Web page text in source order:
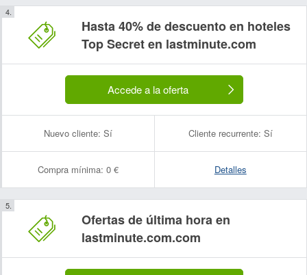
Hasta 40% de descuento en hoteles
Top Secret en lastminute.com
Accede a la oferta
Nuevo cliente: Sí Cliente recurrente: Sí
Compra mínima: 0 € Detalles
Ofertas de última hora en
lastminute.com.com